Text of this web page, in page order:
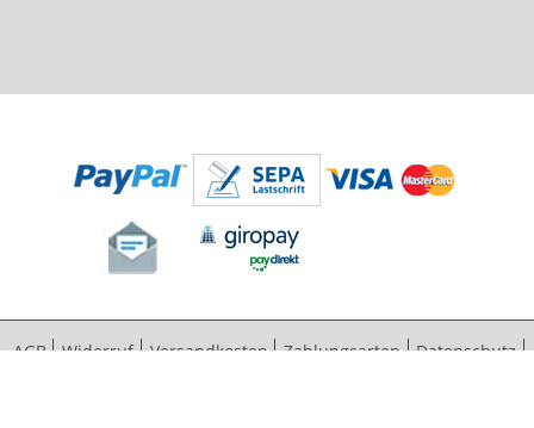
AGB Widerruf Versandkosten Zahlungsarten
Datenschutz